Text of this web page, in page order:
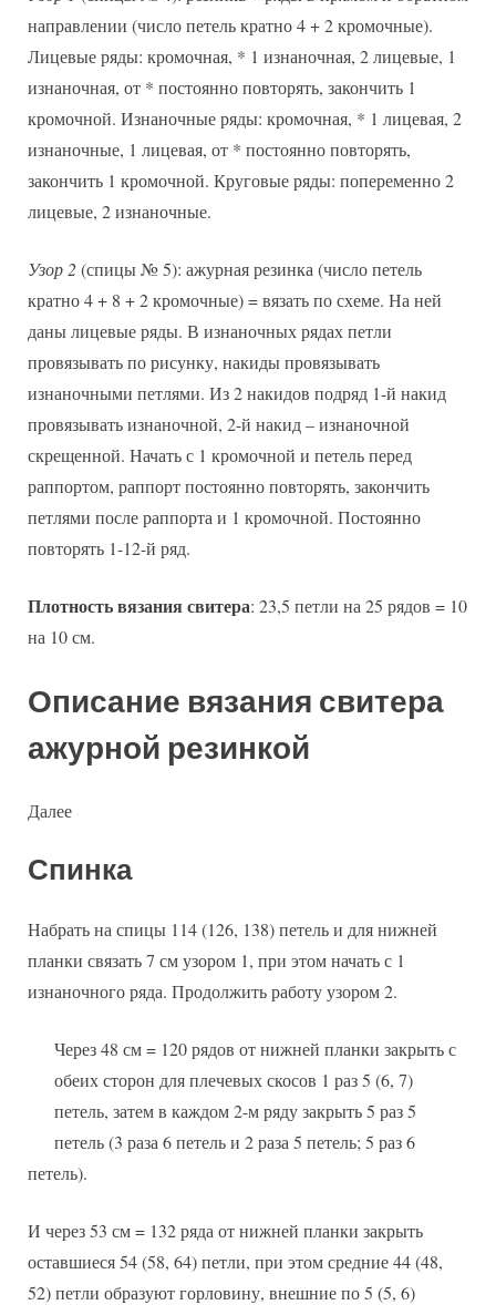
направлении (число петель кратно 4 + 2 кромочные).
Лицевые ряды: кромочная, * 1 изнаночная, 2 лицевые, 1
изнаночная, от * постоянно повторять, закончить 1
кромочной. Изнаночные ряды: кромочная, * 1 лицевая, 2
изнаночные, 1 лицевая, от * постоянно повторять,
закончить 1 кромочной. Круговые ряды: попеременно 2
лицевые, 2 изнаночные.
Узор 2(спицы № 5): ажурная резинка (число петель
кратно 4 + 8 + 2 кромочные) = вязать по схеме. На ней
даны лицевые ряды. В изнаночных рядах петли
провязывать по рисунку, накиды провязывать
изнаночными петлями. Из 2 накидов подряд 1-й накид
провязывать изнаночной, 2-й накид – изнаночной
скрещенной. Начать с 1 кромочной и петель перед
раппортом, раппорт постоянно повторять, закончить
петлями после раппорта и 1 кромочной. Постоянно
повторять 1-12-й ряд.
Плотность вязания свитера: 23,5 петли на 25 рядов = 10
на 10 см.
Описание вязания свитера
ажурной резинкой
Далее
Спинка
Набрать на спицы 114 (126, 138) петель и для нижней
планки связать 7 см узором 1, при этом начать с 1
изнаночного ряда. Продолжить работу узором 2.
Через 48 см = 120 рядов от нижней планки закрыть с
обеих сторон для плечевых скосов 1 раз 5 (6, 7)
петель, затем в каждом 2-м ряду закрыть 5 раз 5
петель (3 раза 6 петель и 2 раза 5 петель; 5 раз 6
петель).
И через 53 см = 132 ряда от нижней планки закрыть
оставшиеся 54 (58, 64) петли, при этом средние 44 (48,
52) петли образуют горловину, внешние по 5 (5, 6)